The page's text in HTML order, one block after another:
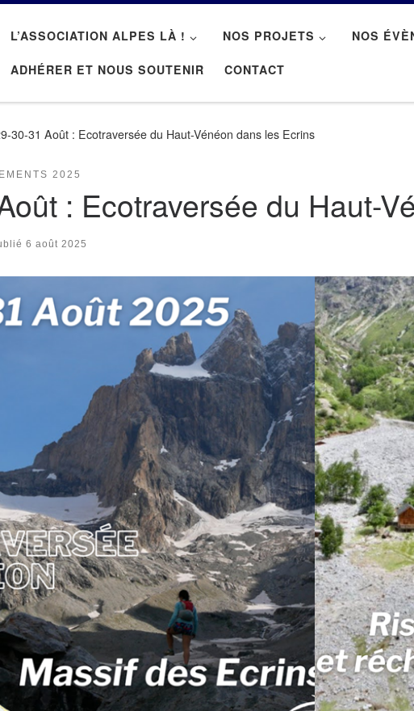
L’ASSOCIATION ALPES LÀ ! NOS PROJETS NOS
ADHÉRER ET NOUS SOUTENIR CONTACT
30-31 Août : Ecotraversée du Haut-Vénéon dans les Ecrins
2025
: Ecotraversée du Haut-
6 août 2025